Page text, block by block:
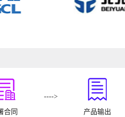
合同
---->
产品输出